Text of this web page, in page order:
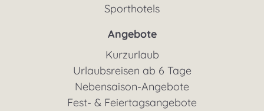
Sporthotels
Angebote
Kurzurlaub
Urlaubsreisen ab 6 Tage
Nebensaison-Angebote
Fest- & Feiertagsangebote